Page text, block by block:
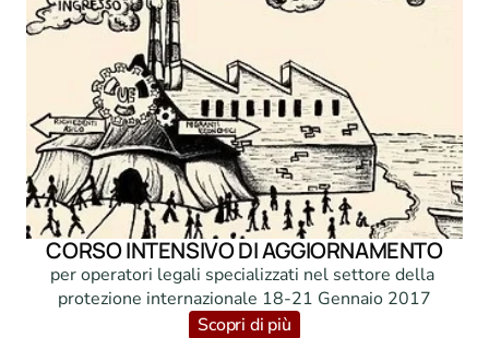
CORSO INTENSIVO DI AGGIORNAMENTO
per operatori legali specializzati nel settore della
protezione internazionale 18-21 Gennaio 2017
Scopri di più